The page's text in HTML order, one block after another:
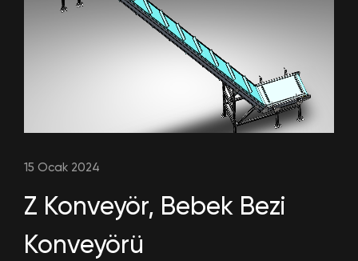
15 Ocak 2024
Z Konveyör, Bebek Bezi
Konveyörü